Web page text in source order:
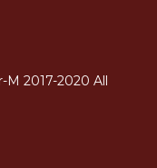
M 2017-2020 All